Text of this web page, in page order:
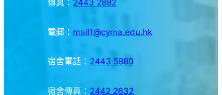
傳真： 2443 2882
電郵： mail1@cyma.edu.hk
宿舍電話： 2443 5880
宿舍傳真： 2442 2632